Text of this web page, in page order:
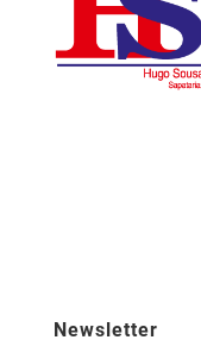
Newsletter